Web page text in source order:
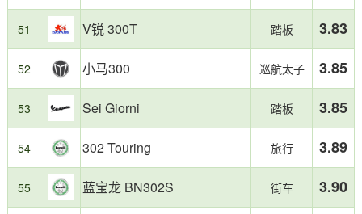
51 V锐 300T 踏板 3.83
52 小马300 巡航太子 3.85
53 Sei Giorni 踏板 3.85
54 302 Touring 旅行 3.89
55 蓝宝龙 BN302S 街车 3.90